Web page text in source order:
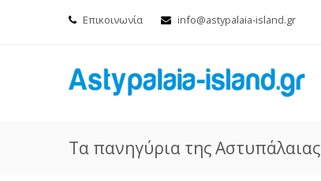
Επικοινωνία info@astypalaia-island.gr
Τα πανηγύρια της Αστυπάλαιας